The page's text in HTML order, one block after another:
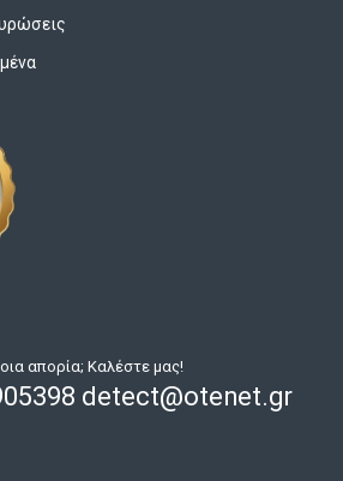
απορία; Καλέστε μας!
detect@otenet.gr